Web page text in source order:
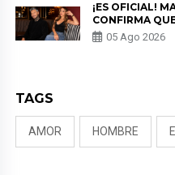
¡ES OFICIAL!
CONFIRMA
MILETT
PUDO MÁS”
05 Ago 2026
TAGS
AMOR HOMBRE